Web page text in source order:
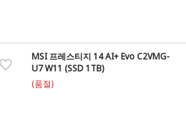
MSI 프레스티지 14 AI+ Evo C2VMG-
U7 W11 (SSD 1TB)
(품절)